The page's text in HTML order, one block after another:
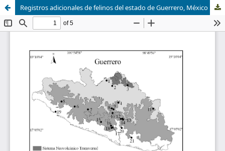
Registros adicionales de felinos del estado de Guerrero, México